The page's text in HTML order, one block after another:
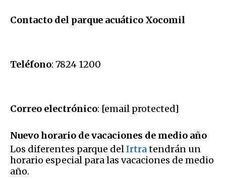
Contacto del parque acuático Xocomil
Teléfono: 7824 1200
Correo electrónico: [email protected]
Nuevo horario de vacaciones de medio año
Los diferentes parque delIrtratendrán un
horario especial para las vacaciones de medio
año.